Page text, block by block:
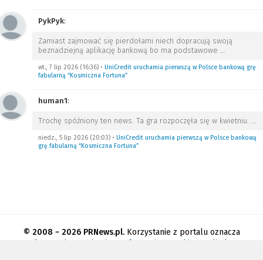
PykPyk:
Zamiast zajmować się pierdołami niech dopracują swoją
beznadziejną aplikację bankową bo ma podstawowe …
wt., 7 lip 2026 (16:36) • UniCredit uruchamia pierwszą w Polsce bankową grę
fabularną “Kosmiczna Fortuna”
human1:
Trochę spóźniony ten news. Ta gra rozpoczęła się w kwietniu. …
niedz., 5 lip 2026 (20:03) • UniCredit uruchamia pierwszą w Polsce bankową
grę fabularną “Kosmiczna Fortuna”
© 2008 − 2026 PRNews.pl.Korzystanie z portalu oznacza
akceptację
regulaminu Informacja o cookies
Polityka